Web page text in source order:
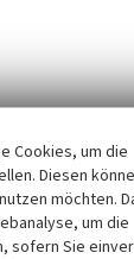
Cookies, um die
Diesen
möchten.
um die
sofern Sie